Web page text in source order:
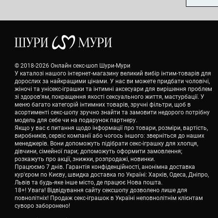
© 2018-2026 Онлайн секс-шоп Шури-Мури
У каталозі нашого інтернет-магазину великий вибір інтим-товарів для
дорослих за найкращими цінами. У нас ви можете придбати чоловічі,
жіночі та унісекс-іграшки та інтимні аксесуари для вирішення проблем
зі здоров'ям, покращення якості сексуального життя, мастурбації. У
меню багато категорій інтимних товарів, зручні фільтри, щоб в
асортименті секс-шопу зручно знайти та замовити недорого потрібну
модель для себе чи на подарунок партнеру.
Якщо у вас є питання щодо інформації про товари, розміри, вартість,
виробників, сервіс компанії або чогось іншого: зверніться до наших
менеджерів. Вони допоможуть підібрати секс-іграшку для хлопця,
дівчини, сімейної пари; допоможуть оформити замовлення;
розкажуть про акції, знижки, розпродажі, новинки.
Працюємо 7 днів. Гарантія конфіденційності, анонімна доставка
кур'єром по Києву, швидка доставка по Україні: Харків, Одеса, Дніпро,
Львів та будь-яке інше місто, де працює Нова пошта.
18+! Увага! Відвідування сайту сексшопу дозволено лише для
повнолітніх! Продаж секс-іграшок в Україні неповнолітнім клієнтам
суворо заборонено!